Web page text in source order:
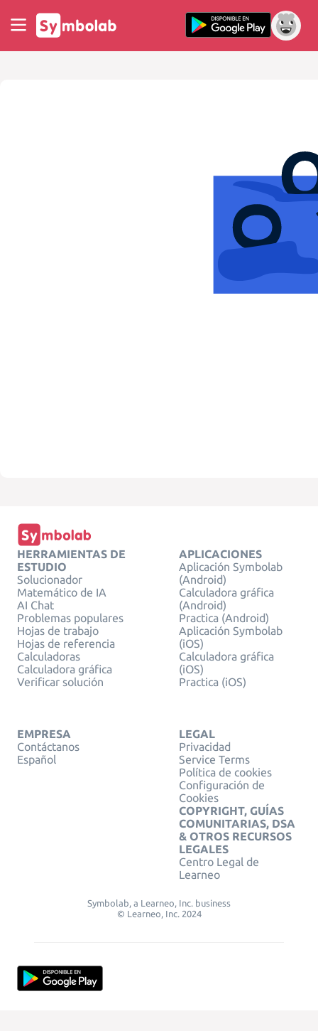
HERRAMIENTAS DE
ESTUDIO
Solucionador
Matemático de IA
AI Chat
Problemas populares
Hojas de trabajo
Hojas de referencia
Calculadoras
Calculadora gráfica
Verificar solución
APLICACIONES
Aplicación Symbolab
(Android)
Calculadora gráfica
(Android)
Practica (Android)
Aplicación Symbolab
(iOS)
Calculadora gráfica
(iOS)
Practica (iOS)
EMPRESA
Contáctanos
Español
LEGAL
Privacidad
Service Terms
Política de cookies
Configuración de
Cookies
COPYRIGHT, GUÍAS
COMUNITARIAS, DSA
& OTROS RECURSOS
LEGALES
Centro Legal de
Learneo
Symbolab, a Learneo, Inc. business
© Learneo, Inc. 2024